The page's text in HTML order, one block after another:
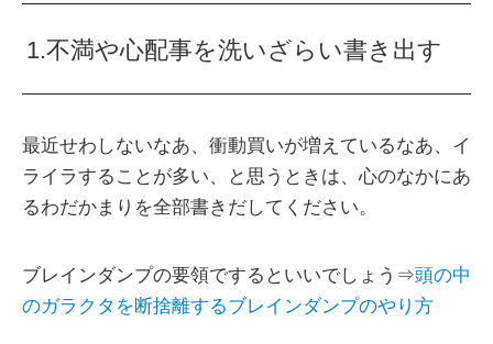
1.不満や心配事を洗いざらい書き出す
最近せわしないなあ、衝動買いが増えているなあ、イ
ライラすることが多い、と思うときは、心のなかにあ
るわだかまりを全部書きだしてください。
ブレインダンプの要領でするといいでしょう⇒頭の中
のガラクタを断捨離するブレインダンプのやり方